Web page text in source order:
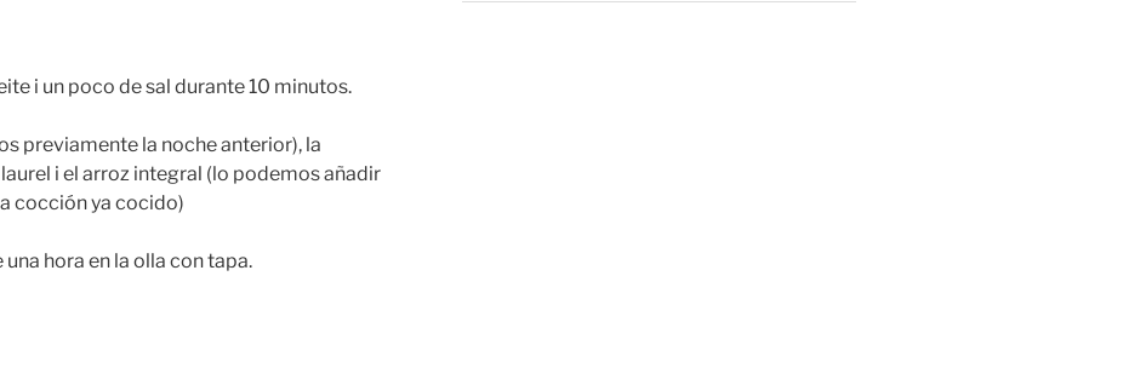
i un poco de sal durante 10 minutos.
previamente la noche anterior), la
i el arroz integral (lo podemos añadir
cocción ya cocido)
hora en la olla con tapa.